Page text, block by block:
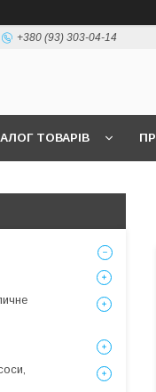
+380 (93) 303-04-14
ТОВАРІВ